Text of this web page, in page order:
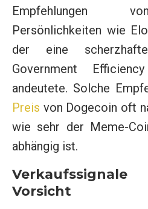
Empfehlungen
Persönlichkeiten wie
der eine
Government Efficiency
andeutete. Solche
Preis von Dogecoin oft
wie sehr der Meme-
abhängig ist.
Vorsicht